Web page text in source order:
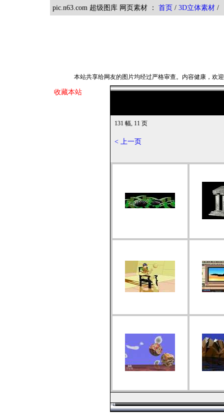
pic.n63.com 超级图库 网页素材 ： 首页 / 3D立体素材
本站共享给网友的图片均经过严格审查。内容健康，欢
收藏本站
131 幅, 11 页
< 上一页